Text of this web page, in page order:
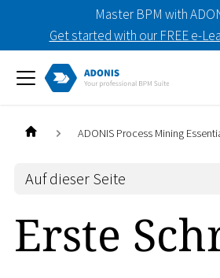
Master BPM with
Get started with our FREE e-
ADONIS Process Mining
Auf dieser Seite
Erste